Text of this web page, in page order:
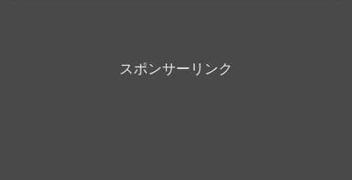
スポンサーリンク